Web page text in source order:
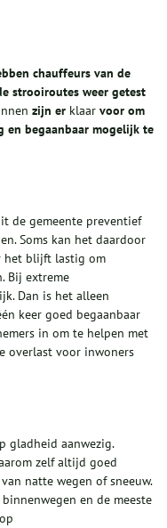
chauffeurs van de
strooiroutes weer getest
zijn er klaar voor om
en begaanbaar mogelijk te
de gemeente preventief
Soms kan het daardoor
het blijft lastig om
Bij extreme
Dan is het alleen
keer goed begaanbaar
in om te helpen met
overlast voor inwoners
gladheid aanwezig.
zelf altijd goed
natte wegen of sneeuw.
en de meeste